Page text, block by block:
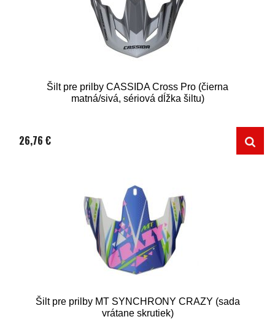
Šilt pre prilby CASSIDA Cross Pro (čierna
matná/sivá, sériová dĺžka šiltu)
26,76 €
Šilt pre prilby MT SYNCHRONY CRAZY (sada
vrátane skrutiek)